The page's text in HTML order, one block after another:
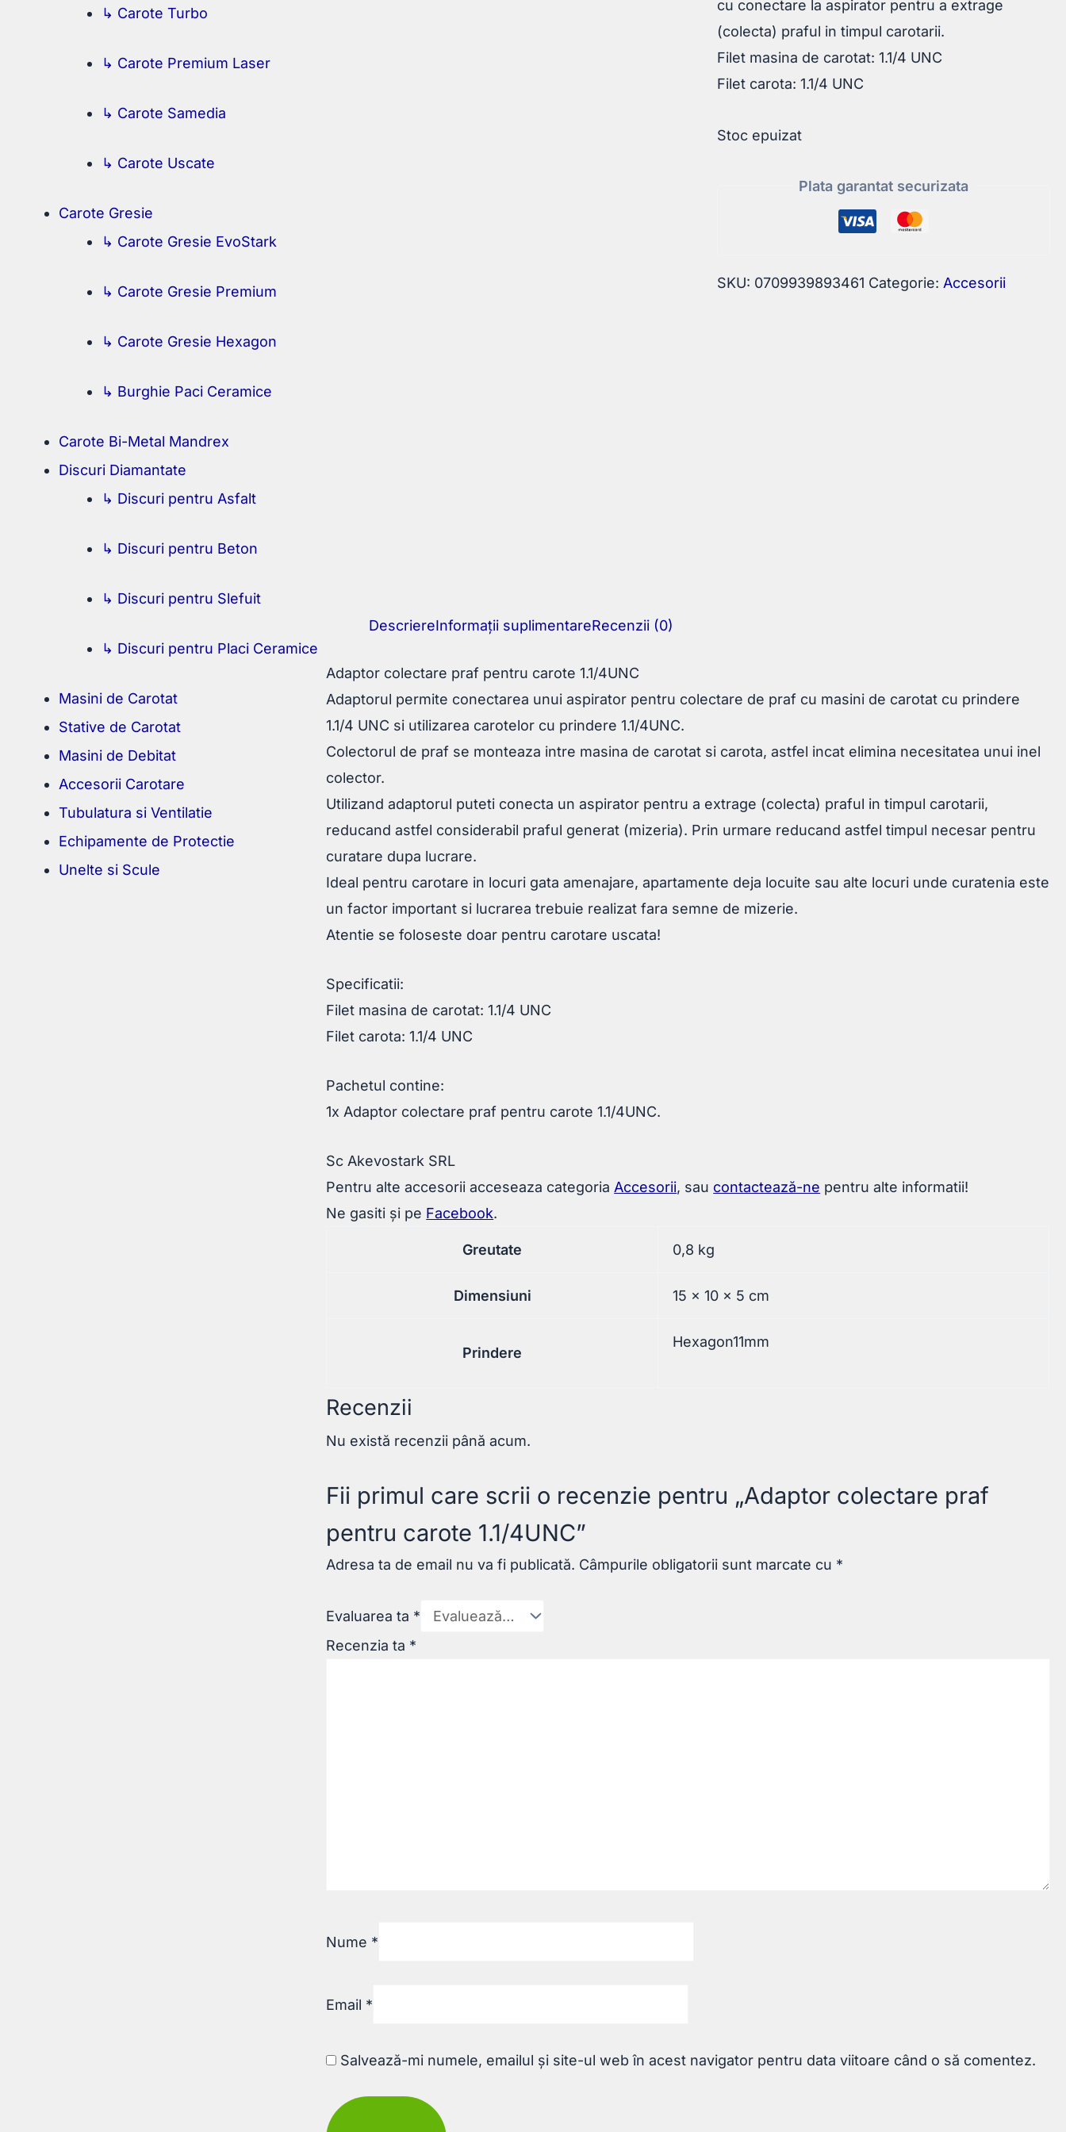
↳ Carote Turbo
↳ Carote Premium Laser
↳ Carote Samedia
↳ Carote Uscate
Carote Gresie
↳ Carote Gresie EvoStark
↳ Carote Gresie Premium
↳ Carote Gresie Hexagon
↳ Burghie Paci Ceramice
Carote Bi-Metal Mandrex
Discuri Diamantate
↳ Discuri pentru Asfalt
↳ Discuri pentru Beton
↳ Discuri pentru Slefuit
↳ Discuri pentru Placi Ceramice
Masini de Carotat
Stative de Carotat
Masini de Debitat
Accesorii Carotare
Tubulatura si Ventilatie
Echipamente de Protectie
Unelte si Scule
cu conectare la aspirator pentru a extrage
(colecta) praful in timpul carotarii.
Filet masina de carotat: 1.1/4 UNC
Filet carota: 1.1/4 UNC
Stoc epuizat
Plata garantat securizata
SKU: 0709939893461 Categorie: Accesorii
DescriereInformații suplimentareRecenzii (0)
Adaptor colectare praf pentru carote 1.1/4UNC
Adaptorul permite conectarea unui aspirator pentru colectare de praf cu masini de carotat cu prindere
1.1/4 UNC si utilizarea carotelor cu prindere 1.1/4UNC.
Colectorul de praf se monteaza intre masina de carotat si carota, astfel incat elimina necesitatea unui inel
colector.
Utilizand adaptorul puteti conecta un aspirator pentru a extrage (colecta) praful in timpul carotarii,
reducand astfel considerabil praful generat (mizeria). Prin urmare reducand astfel timpul necesar pentru
curatare dupa lucrare.
Ideal pentru carotare in locuri gata amenajare, apartamente deja locuite sau alte locuri unde curatenia este
un factor important si lucrarea trebuie realizat fara semne de mizerie.
Atentie se foloseste doar pentru carotare uscata!
Specificatii:
Filet masina de carotat: 1.1/4 UNC
Filet carota: 1.1/4 UNC
Pachetul contine:
1x Adaptor colectare praf pentru carote 1.1/4UNC.
Sc Akevostark SRL
Pentru alte accesorii acceseaza categoria Accesorii, sau contactează-ne pentru alte informatii!
Ne gasiti și pe Facebook.
Greutate 0,8 kg
Dimensiuni 15 × 10 × 5 cm
Prindere
Hexagon11mm
Recenzii
Nu există recenzii până acum.
Fii primul care scrii o recenzie pentru „Adaptor colectare praf
pentru carote 1.1/4UNC”
Adresa ta de email nu va fi publicată. Câmpurile obligatorii sunt marcate cu *
Evaluarea ta *
Recenzia ta *
Nume *
Email *
Salvează-mi numele, emailul și site-ul web în acest navigator pentru data viitoare când o să comentez.